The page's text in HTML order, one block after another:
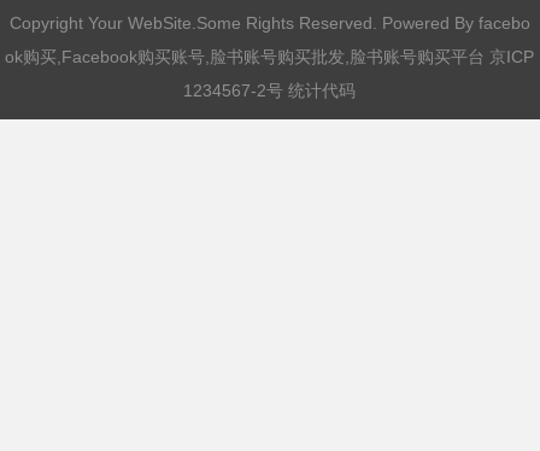
Copyright Your WebSite.Some Rights Reserved. Powered By facebo
ok购买,Facebook购买账号,脸书账号购买批发,脸书账号购买平台 京ICP
1234567-2号 统计代码